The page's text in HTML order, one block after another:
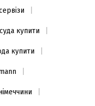
купити
купити